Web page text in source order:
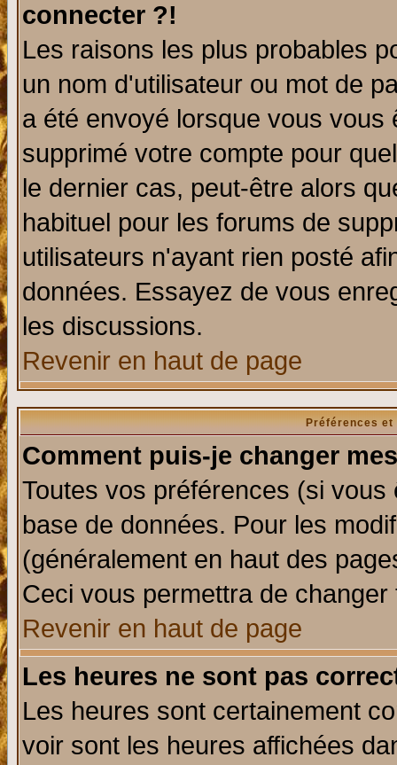
connecter ?!
Les raisons les plus probables
un nom d'utilisateur ou mot de
a été envoyé lorsque vous
supprimé votre compte pour
le dernier cas, peut-être alors
habituel pour les forums de
utilisateurs n'ayant rien posté
données. Essayez de vous
les discussions.
Revenir en haut de page
Préférences
Comment puis-je changer
Toutes vos préférences (si
base de données. Pour les
(généralement en haut des
Ceci vous permettra de
Revenir en haut de page
Les heures ne sont pas
Les heures sont certainement
voir sont les heures affichées